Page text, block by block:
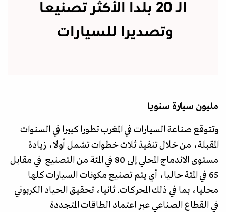
الـ 20 بلدا الأكثر تصنيعا
وتصديرا للسيارات
مليون سيارة سنويا
وتتوقع صناعة السيارات في المغرب تطورا كبيرا في السنوات
المقبلة، من خلال تنفيذ ثلاث خطوات تشمل أولا، زيادة
مستوى الاندماج المحلي إلى 80 في المئة من التصنيع في مقابل
65 في المئة حاليا، أي يتم تصنيع مكونات السيارات كلها
محليا، بما في ذلك المحركات. ثانيا، تحقيق الحياد الكربوني
في القطاع الصناعي عبر اعتماد الطاقات المتجددة